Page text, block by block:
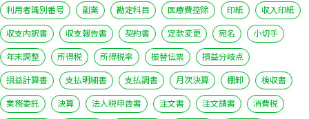
利用者識別番号
副業 勘定科目 医療費控除 印紙
収入印紙
収支内訳書
収支報告書 契約書 定款変更 宛名
小切手
年末調整
所得税 所得税率 振替伝票
損益分岐点
損益計算書
支払明細書 支払調書 月次決算 棚卸
検収書
業務委託
決算 法人税申告書 注文書 注文請書
消費税